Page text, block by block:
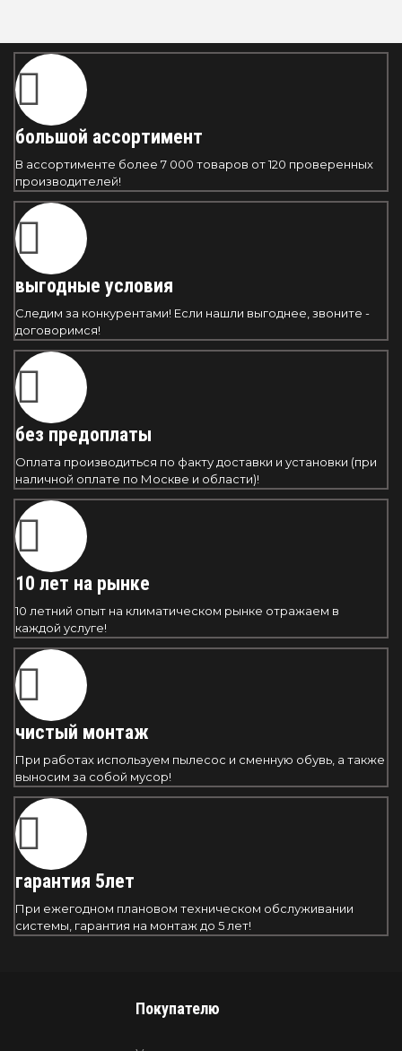
большой ассортимент
В ассортименте более 7 000 товаров от 120 проверенных
производителей!
выгодные условия
Следим за конкурентами! Если нашли выгоднее, звоните -
договоримся!
без предоплаты
Оплата производиться по факту доставки и установки (при
наличной оплате по Москве и области)!
10 лет на рынке
10 летний опыт на климатическом рынке отражаем в
каждой услуге!
чистый монтаж
При работах используем пылесос и сменную обувь, а также
выносим за собой мусор!
гарантия 5лет
При ежегодном плановом техническом обслуживании
системы, гарантия на монтаж до 5 лет!
Покупателю